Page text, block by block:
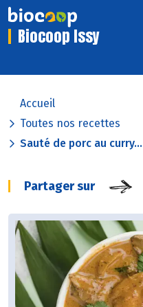
Biocoop Issy
Accueil
Toutes nos recettes
Sauté de porc au curry...
Partager sur